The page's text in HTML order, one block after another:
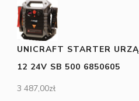
UNICRAFT STARTER
12 24V SB 500 6850605
3 487,00zł